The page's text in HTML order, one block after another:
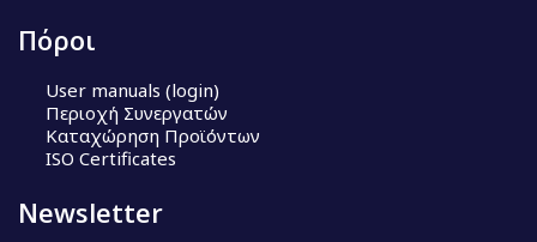
Πόροι
User manuals (login)
Περιοχή Συνεργατών
Καταχώρηση Προϊόντων
ISO Certificates
Newsletter